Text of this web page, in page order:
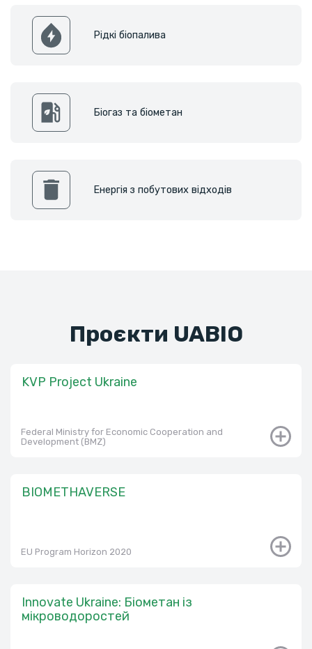
Рідкі біопалива
Біогаз та біометан
Енергія з побутових відходів
Проєкти UABIO
KVP Project Ukraine
Federal Ministry for Economic Cooperation and
Development (BMZ)
BIOMETHAVERSE
EU Program Horizon 2020
Innovate Ukraine: Біометан із
мікроводоростей